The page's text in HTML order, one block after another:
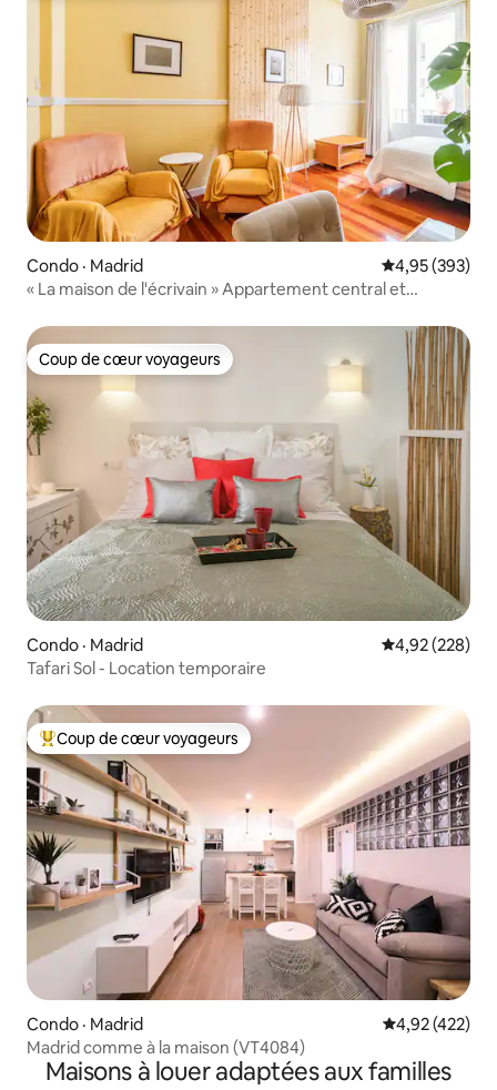
Condo · Madrid Note
4,95 (393)
« La maison de l'écrivain » Appartement central et
Coup de cœur voyageurs
Coup de cœur voyageurs
Condo · Madrid Note
4,92 (228)
Tafari Sol - Location temporaire
Coup de cœur voyageurs parmi les plus aimés
Coup de cœur voyageurs
Condo · Madrid Note
4,92 (422)
Madrid comme à la maison (VT4084)
Maisons à louer adaptées aux familles